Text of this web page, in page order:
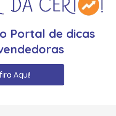
Portal de dicas
Aqui!